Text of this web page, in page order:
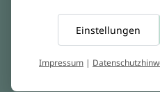
Widerrufsbelehrung
Einstellungen
Impressum |